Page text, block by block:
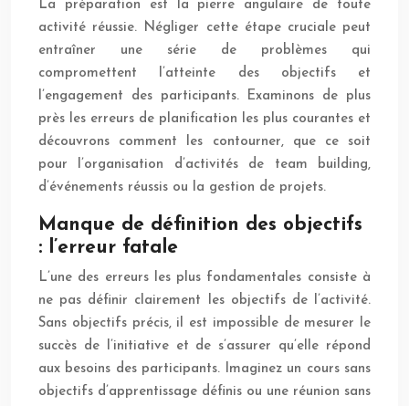
La préparation est la pierre angulaire de toute
activité réussie. Négliger cette étape cruciale peut
entraîner une série de problèmes qui
compromettent l’atteinte des objectifs et
l’engagement des participants. Examinons de plus
près les erreurs de planification les plus courantes et
découvrons comment les contourner, que ce soit
pour l’organisation d’activités de team building,
d’événements réussis ou la gestion de projets.
Manque de définition des objectifs
: l’erreur fatale
L’une des erreurs les plus fondamentales consiste à
ne pas définir clairement les objectifs de l’activité.
Sans objectifs précis, il est impossible de mesurer le
succès de l’initiative et de s’assurer qu’elle répond
aux besoins des participants. Imaginez un cours sans
objectifs d’apprentissage définis ou une réunion sans